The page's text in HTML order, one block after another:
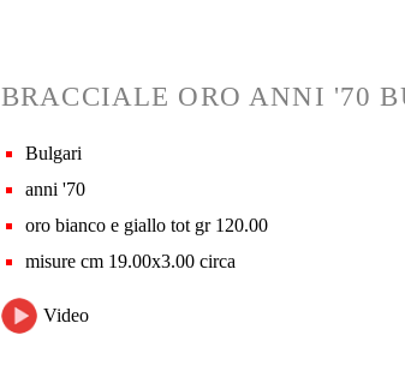
BRACCIALE ORO ANNI '70
Bulgari
anni '70
oro bianco e giallo tot gr 120.00
misure cm 19.00x3.00 circa
Video